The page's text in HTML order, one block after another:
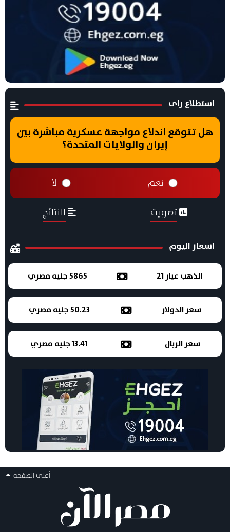
استطلاع راى
هل تتوقع اندلاع مواجهة عسكرية مباشرة بين
إيران والولايات المتحدة؟
نعم لا
تصويت النتائج
اسعار اليوم
الذهب عيار 21 5865 جنيه مصري
سعر الدولار 50.23 جنيه مصري
سعر الريال 13.41 جنيه مصري
أعلى الصفحه